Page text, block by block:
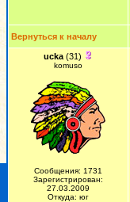
Вернуться к началу
ucka (31)
komuso
Сообщения: 1731
Зарегистрирован:
27.03.2009
Откуда: юг